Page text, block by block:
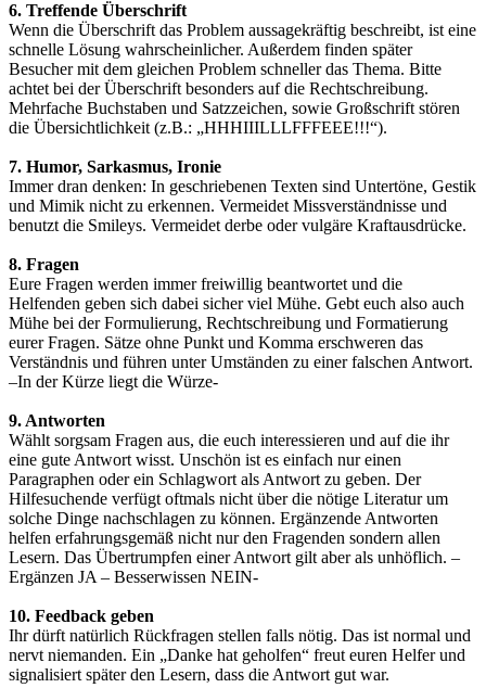
6. Treffende Überschrift
Wenn die Überschrift das Problem aussagekräftig beschreibt, ist eine
schnelle Lösung wahrscheinlicher. Außerdem finden später
Besucher mit dem gleichen Problem schneller das Thema. Bitte
achtet bei der Überschrift besonders auf die Rechtschreibung.
Mehrfache Buchstaben und Satzzeichen, sowie Großschrift stören
die Übersichtlichkeit (z.B.: „HHHIIILLLFFFEEE!!!“).
7. Humor, Sarkasmus, Ironie
Immer dran denken: In geschriebenen Texten sind Untertöne, Gestik
und Mimik nicht zu erkennen. Vermeidet Missverständnisse und
benutzt die Smileys. Vermeidet derbe oder vulgäre Kraftausdrücke.
8. Fragen
Eure Fragen werden immer freiwillig beantwortet und die
Helfenden geben sich dabei sicher viel Mühe. Gebt euch also auch
Mühe bei der Formulierung, Rechtschreibung und Formatierung
eurer Fragen. Sätze ohne Punkt und Komma erschweren das
Verständnis und führen unter Umständen zu einer falschen Antwort.
–In der Kürze liegt die Würze-
9. Antworten
Wählt sorgsam Fragen aus, die euch interessieren und auf die ihr
eine gute Antwort wisst. Unschön ist es einfach nur einen
Paragraphen oder ein Schlagwort als Antwort zu geben. Der
Hilfesuchende verfügt oftmals nicht über die nötige Literatur um
solche Dinge nachschlagen zu können. Ergänzende Antworten
helfen erfahrungsgemäß nicht nur den Fragenden sondern allen
Lesern. Das Übertrumpfen einer Antwort gilt aber als unhöflich. –
Ergänzen JA – Besserwissen NEIN-
10. Feedback geben
Ihr dürft natürlich Rückfragen stellen falls nötig. Das ist normal und
nervt niemanden. Ein „Danke hat geholfen“ freut euren Helfer und
signalisiert später den Lesern, dass die Antwort gut war.